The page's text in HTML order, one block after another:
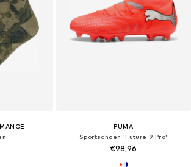
PUMA
Sportschoen 'Future 9 Pro'
€98,96